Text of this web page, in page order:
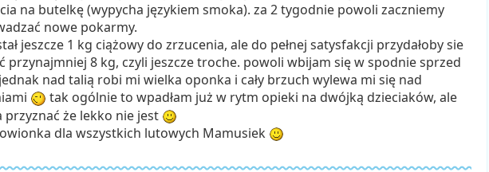
na butelkę (wypycha językiem smoka). za 2 tygodnie powoli zaczniemy
nowe pokarmy.
jeszcze 1 kg ciążowy do zrzucenia, ale do pełnej satysfakcji przydałoby sie
przynajmniej 8 kg, czyli jeszcze troche. powoli wbijam się w spodnie sprzed
nad talią robi mi wielka oponka i cały brzuch wylewa mi się nad
tak ogólnie to wpadłam już w rytm opieki na dwójką dzieciaków, ale
przyznać że lekko nie jest
dla wszystkich lutowych Mamusiek